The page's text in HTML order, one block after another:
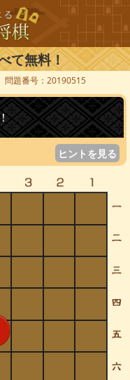
て無料！
問題番号：20190515
ヒントを見る